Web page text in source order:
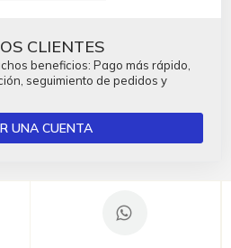
CLIENTES
beneficios: Pago más rápido,
seguimiento de pedidos y
UNA CUENTA